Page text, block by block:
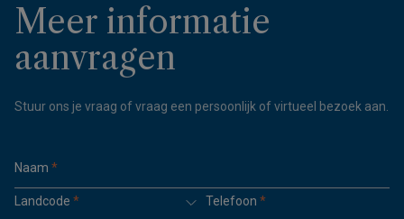
Meer informatie
aanvragen
Stuur ons je vraag of vraag een persoonlijk of virtueel bezoek aan.
Naam *
Landcode * Telefoon *